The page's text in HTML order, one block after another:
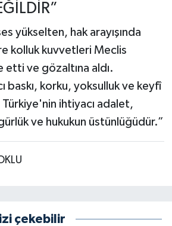
yükselten, hak arayışında
kolluk kuvvetleri Meclis
etti ve gözaltına aldı.
baskı, korku, yoksulluk ve keyfî
ihtiyacı adalet,
ve hukukun üstünlüğüdür.”
çekebilir